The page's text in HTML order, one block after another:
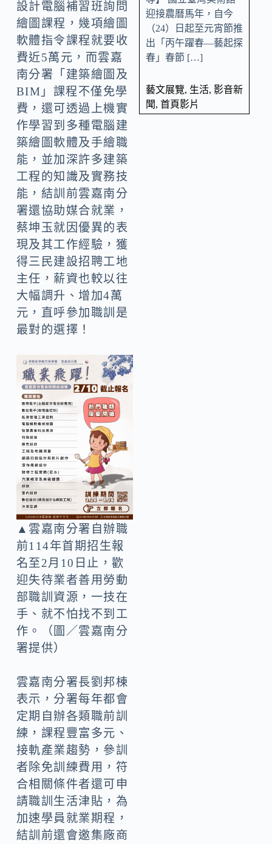
設計電腦補習班詢問
繪圖課程，幾項繪圖
軟體指令課程就要收
費近5萬元，而雲嘉
南分署「建築繪圖及
BIM」課程不僅免學
費，還可透過上機實
作學習到多種電腦建
築繪圖軟體及手繪職
能，並加深許多建築
工程的知識及實務技
能，結訓前雲嘉南分
署還協助媒合就業，
蔡坤玉就因優異的表
現及其工作經驗，獲
得三民建設招聘工地
主任，薪資也較以往
大幅調升、增加4萬
元，直呼參加職訓是
最對的選擇！
▲雲嘉南分署自辦職
前114年首期招生報
名至2月10日止，歡
迎失待業者善用勞動
部職訓資源，一技在
手、就不怕找不到工
作。（圖／雲嘉南分
署提供）
雲嘉南分署長劉邦棟
表示，分署每年都會
定期自辦各類職前訓
練，課程豐富多元、
接軌產業趨勢，參訓
者除免訓練費用，符
合相關條件者還可申
請職訓生活津貼，為
加速學員就業期程，
結訓前還會邀集廠商
迎接農曆馬年，自今
（24）日起至元宵節推
出「丙午躍春—藝起探
春」春節 […]
藝文展覽, 生活, 影音新
聞, 首頁影片